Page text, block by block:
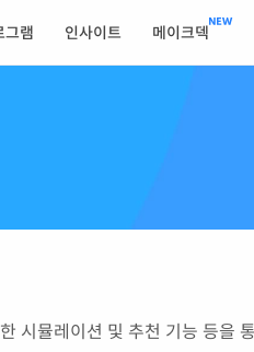
그램 인사이트 메이크덱
시뮬레이션 및 추천 기능 등을